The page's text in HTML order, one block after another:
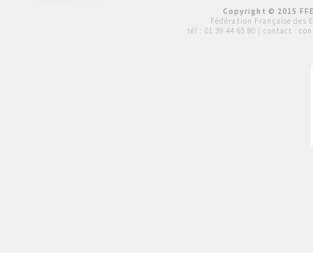
Copyright © 2015
Fédération Française des
tél : 01 39 44 65 80 | contact :